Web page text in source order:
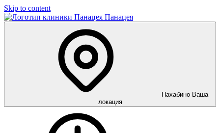
Skip to content
Панацея
Нахабино Ваша
локация